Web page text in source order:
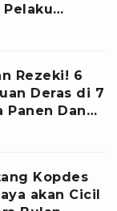
Sosial
Rezeki! 6
Deras di 7
Panen Dana
Kopdes
akan Cicil